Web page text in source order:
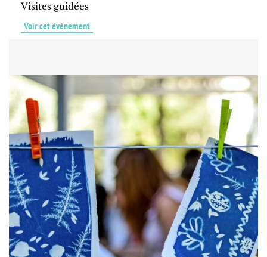
Visites guidées
Voir cet événement